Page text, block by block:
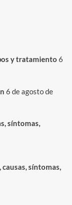
y tratamiento 6
6 de agosto de
síntomas,
síntomas,